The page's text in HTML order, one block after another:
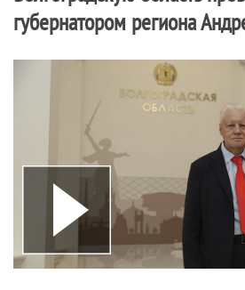
губернатором региона